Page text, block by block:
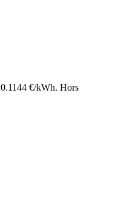
0.1144 €/kWh. Hors